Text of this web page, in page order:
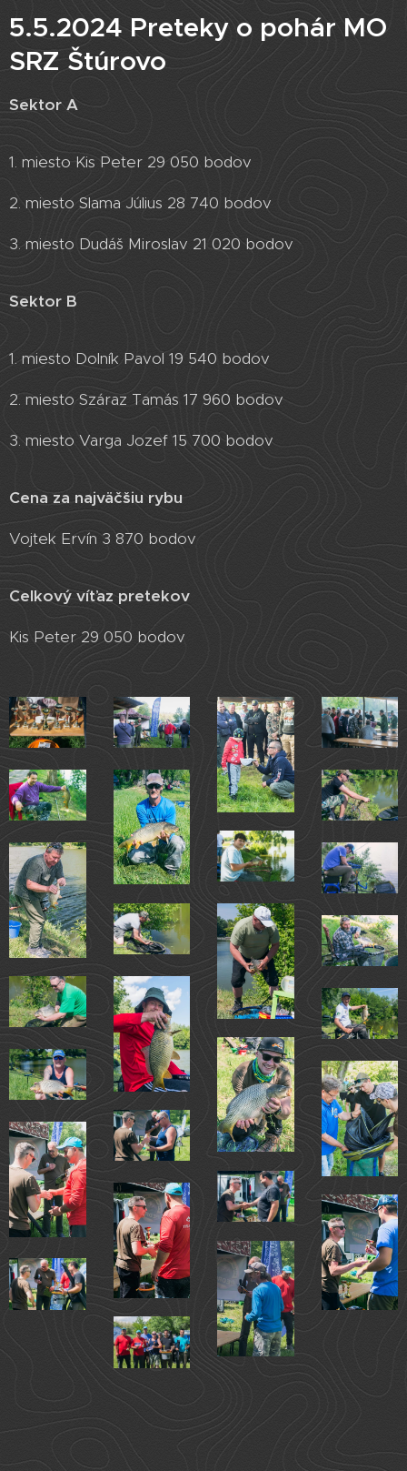
5.5.2024 Preteky o pohár MO
SRZ Štúrovo
Sektor A
1. miesto Kis Peter 29 050 bodov
2. miesto Slama Július 28 740 bodov
3. miesto Dudáš Miroslav 21 020 bodov
Sektor B
1. miesto Dolník Pavol 19 540 bodov
2. miesto Száraz Tamás 17 960 bodov
3. miesto Varga Jozef 15 700 bodov
Cena za najväčšiu rybu
Vojtek Ervín 3 870 bodov
Celkový víťaz pretekov
Kis Peter 29 050 bodov